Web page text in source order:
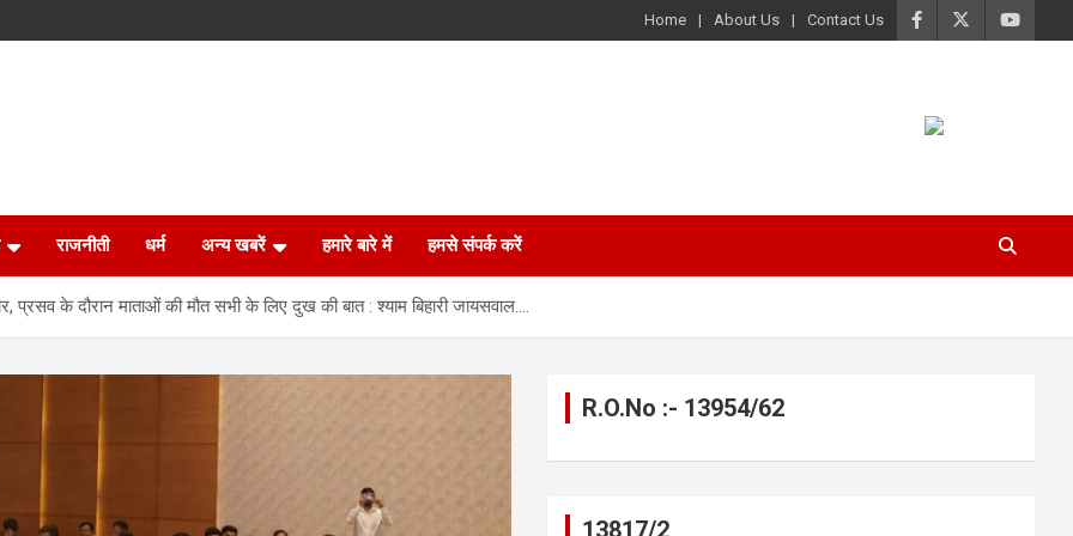
Home About Us Contact Us
राजनीती धर्म अन्य खबरें हमारे बारे में हमसे संपर्क करें
प्रसव के दौरान माताओं की मौत सभी के लिए दुख की बात : श्याम बिहारी जायसवाल….
R.O.No :- 13954/62
13817/2